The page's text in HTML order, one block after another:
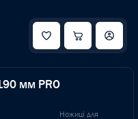
мм PRO
Ножиці для